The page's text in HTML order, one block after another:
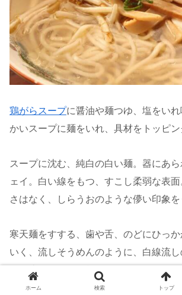
鶏がらスープに醤油や麺つゆ、塩をい
かいスープに麺をいれ、具材をトッピン
スープに沈む、純白の白い麺。器にあ
ェイ。白い線をもつ、すこし柔弱な表
さはなく、しらうおのような儚い印象を
寒天麺をすする、歯や舌、のどにひっ
いく、流しそうめんのように、白線流
胃に流れていく。麺のコシはすこし弱く
こがまた深窓の令嬢のように守ってあげ
ホーム 検索 トップ